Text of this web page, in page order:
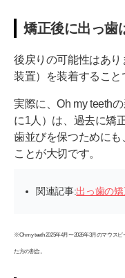
矯正後に出っ歯
後戻りの可能性はあ
装置）を装着すること
実際に、Oh my teeth
に1人）は、過去に矯
歯並びを保つために
ことが大切です。
関連記事:出っ歯の
※Oh my teeth 2025年4月〜2026年3月のマウス
た方の割合。